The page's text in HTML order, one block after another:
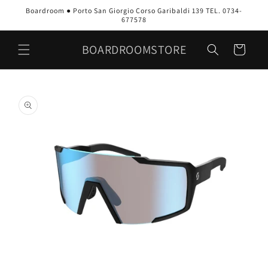
direttamente
Boardroom ● Porto San Giorgio Corso Garibaldi 139 TEL. 0734-
677578
BOARDROOMSTORE Carrello
informazioni
sul prodotto